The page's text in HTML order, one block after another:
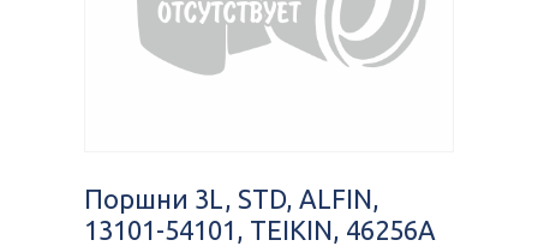
Поршни 3L, STD, ALFIN,
13101-54101, TEIKIN, 46256A